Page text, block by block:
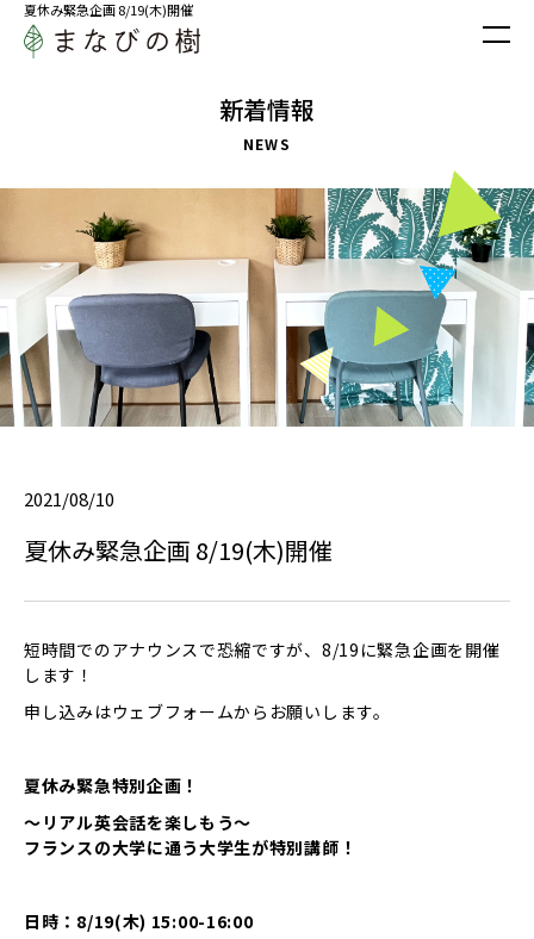
夏休み緊急企画 8/19(木)開催
新着情報
NEWS
2021/08/10
夏休み緊急企画 8/19(木)開催
短時間でのアナウンスで恐縮ですが、8/19に緊急企画を開催
します！
申し込みはウェブフォームからお願いします。
夏休み緊急特別企画！
〜 リアル英会話を楽しもう〜
フランスの大学に通う大学生が特別講師！
日時： 8/19(木) 15:00-16:00